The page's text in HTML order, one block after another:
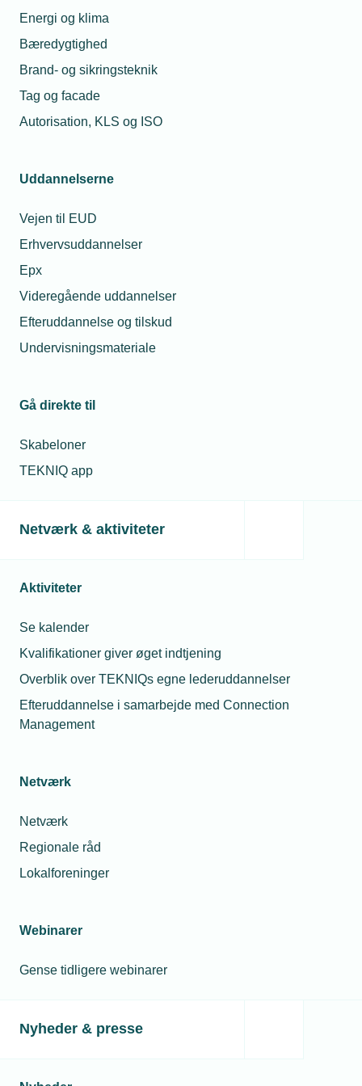
Energi og klima
Bæredygtighed
Brand- og sikringsteknik
Tag og facade
Autorisation, KLS og ISO
Uddannelserne
Vejen til EUD
Erhvervsuddannelser
Epx
Videregående uddannelser
Efteruddannelse og tilskud
Undervisningsmateriale
Gå direkte til
Skabeloner
TEKNIQ app
Netværk & aktiviteter
Aktiviteter
Se kalender
Kvalifikationer giver øget indtjening
Overblik over TEKNIQs egne lederuddannelser
Efteruddannelse i samarbejde med Connection
Management
Netværk
Netværk
Regionale råd
Lokalforeninger
Webinarer
Gense tidligere webinarer
Nyheder & presse
Relaterede nyheder
13. september 2018
Vvs-Virksomhed blandt smarthome-piloter
Mogensen VVS Comfort er blandt ti udvalgte virksomheder
smarthome-industri.
13. september 2018
er en mangelvare, når den daglige drift af virksomheden
skal prioriteres. Alligevel har en gruppe medlemmer af
TEKNIQ valgt at deltage aktivt i de regionale TEKNIQ-råd.
Koden knækket: 3 kroner om dagen sikrer eleverne
Et enkelt regnestykke og en god portion ihærdighed har